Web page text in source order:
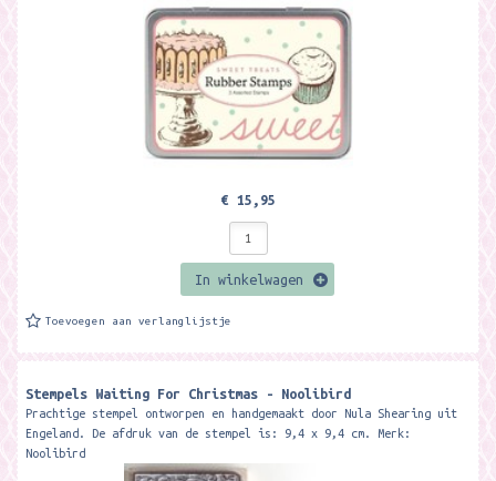
€ 15,95
In winkelwagen
Toevoegen aan verlanglijstje
Stempels Waiting For Christmas - Noolibird
Prachtige stempel ontworpen en handgemaakt door Nula Shearing uit
Engeland. De afdruk van de stempel is: 9,4 x 9,4 cm. Merk:
Noolibird